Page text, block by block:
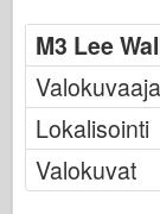
M3 Lee
Valokuvaaja
Lokalisointi
Valokuvat